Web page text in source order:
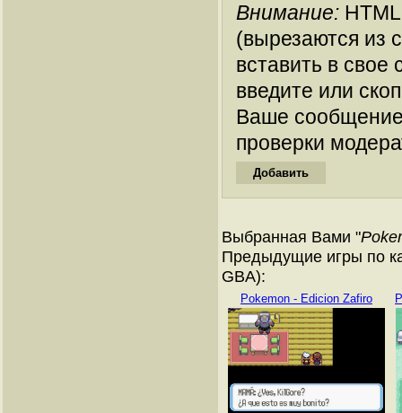
Внимание:
(вырезаются из
вставить в
введите или
Ваше
проверки
Выбранная Вами "
Предыдущие игры по
GBA):
Pokemon - Edicion Zafiro